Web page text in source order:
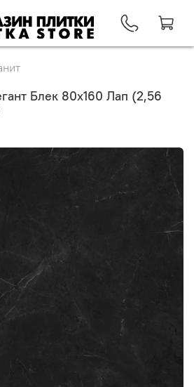
Блек 80х160 Лап (2,56